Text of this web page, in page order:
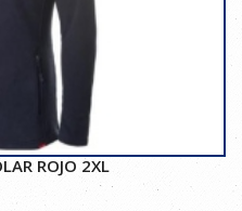
ROJO 2XL